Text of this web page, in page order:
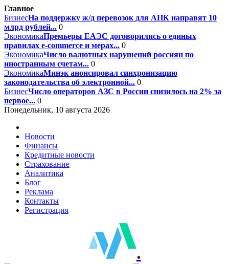
Главное
БизнесНа поддержку ж/д перевозок для АПК направят 10
млрд рублей... 0
ЭкономикаПремьеры ЕАЭС договорились о единых
правилах e-commerce и мерах... 0
ЭкономикаЧисло валютных нарушений россиян по
иностранным счетам... 0
ЭкономикаМинэк анонсировал синхронизацию
законодательства об электронной... 0
БизнесЧисло операторов АЗС в России снизилось на 2% за
первое... 0
Понедельник, 10 августа 2026
Новости
Финансы
Кредитные новости
Страхование
Аналитика
Блог
Реклама
Контакты
Регистрация
.